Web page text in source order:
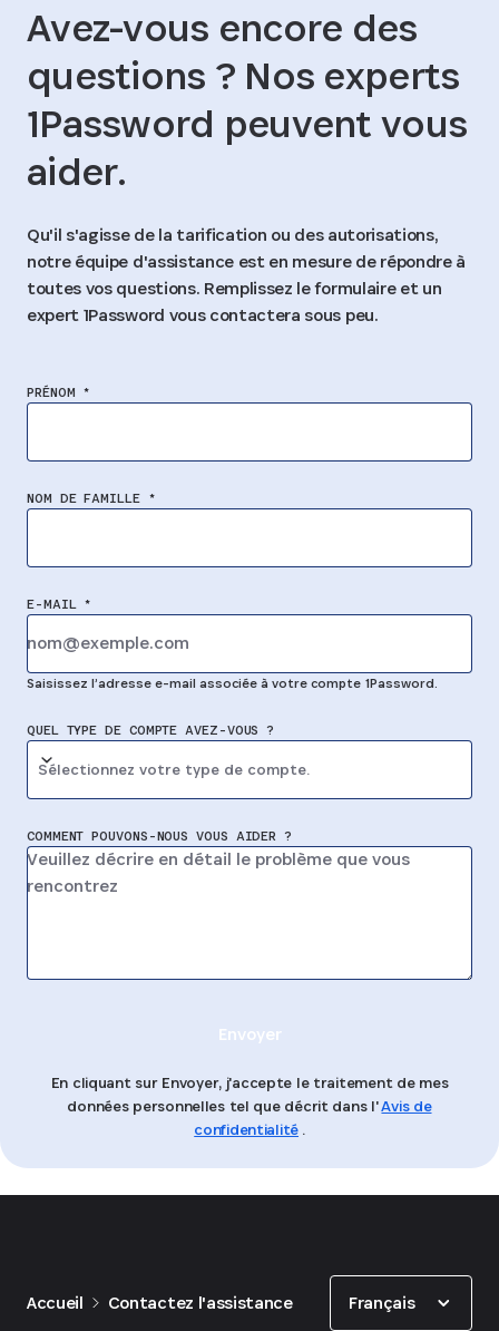
Avez-vous encore des
questions ? Nos experts
1Password peuvent vous
aider.
Qu'il s'agisse de la tarification ou des autorisations,
notre équipe d'assistance est en mesure de répondre à
toutes vos questions. Remplissez le formulaire et un
expert 1Password vous contactera sous peu.
PRÉNOM *
NOM DE FAMILLE *
E-MAIL *
Saisissez l’adresse e-mail associée à votre compte 1Password.
QUEL TYPE DE COMPTE AVEZ-VOUS ?
Sélectionnez votre type de compte.
COMMENT POUVONS-NOUS VOUS AIDER ?
Envoyer
En cliquant sur Envoyer, j'accepte le traitement de mes
données personnelles tel que décrit dans l'Avis de
confidentialité .
Accueil Contactez l'assistance Français